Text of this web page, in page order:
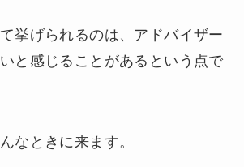
挙げられるのは、アドバイザー
と感じることがあるという点で
なときに来ます。